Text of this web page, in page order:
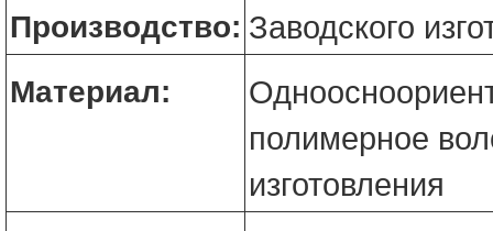
Производство: Заводского
Материал:
полимерное
изготовления